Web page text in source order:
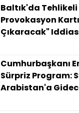
Baltık'da Tehlikeli
Provokasyon
Çıkaracak"
Cumhurbaşkanı
Sürpriz Program:
Arabistan'a